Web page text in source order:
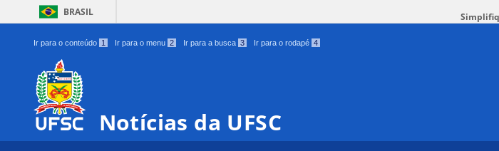
BRASIL
Ir para o conteúdo 1 Ir para o menu 2 Ir para a busca 3 Ir para o rodapé 4
Notícias da UFSC